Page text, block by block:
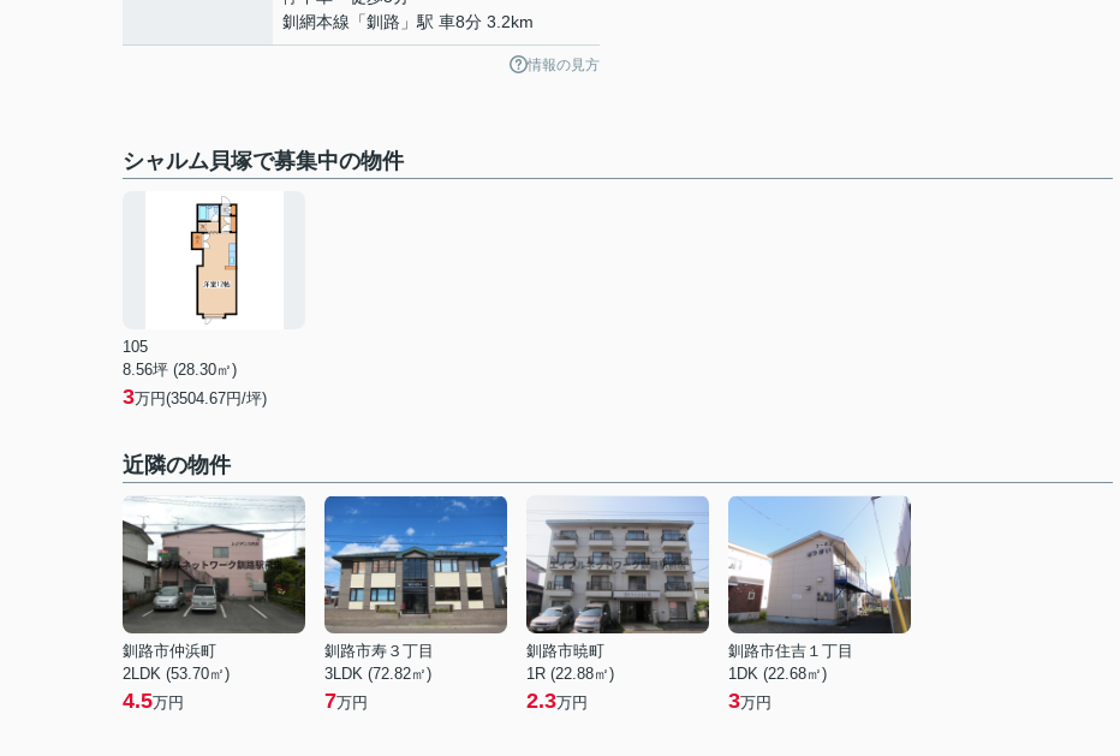
釧網本線 「釧路 」駅 車8分 3.2km
情報の見方
シャルム貝塚で募集中の物件
105
8.56坪 (28.30㎡)
3万円(3504.67円/坪)
近隣の物件
釧路市仲浜町
2LDK (53.70㎡)
4.5万円
釧路市寿３丁目
3LDK (72.82㎡)
7万円
釧路市暁町
1R (22.88㎡)
2.3万円
釧路市住吉１丁目
1DK (22.68㎡)
3万円